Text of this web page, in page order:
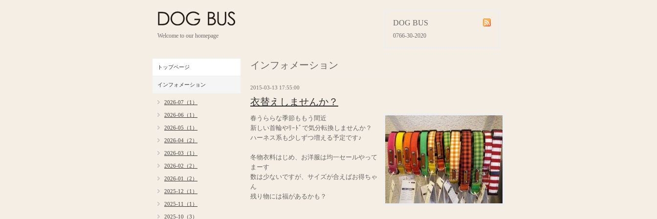
DOG BUS
0766-30-2020
Welcome to our homepage
インフォメーション
2015-03-13 17:55:00
衣替えしませんか？
春うららな季節ももう間近
新しい首輪やﾘｰﾄﾞで気分転換しませんか？
ハーネス系も少しずつ増える予定です♪
冬物衣料はじめ、お洋服は均一セールやって
まーす
数は少ないですが、サイズが合えばお得ちゃ
ん
残り物には福があるかも？
トップページ
インフォメーション
2026-07（1）
2026-06（1）
2026-05（1）
2026-04（2）
2026-03（1）
2026-02（2）
2026-01（2）
2025-12（1）
2025-11（1）
2025-10（3）